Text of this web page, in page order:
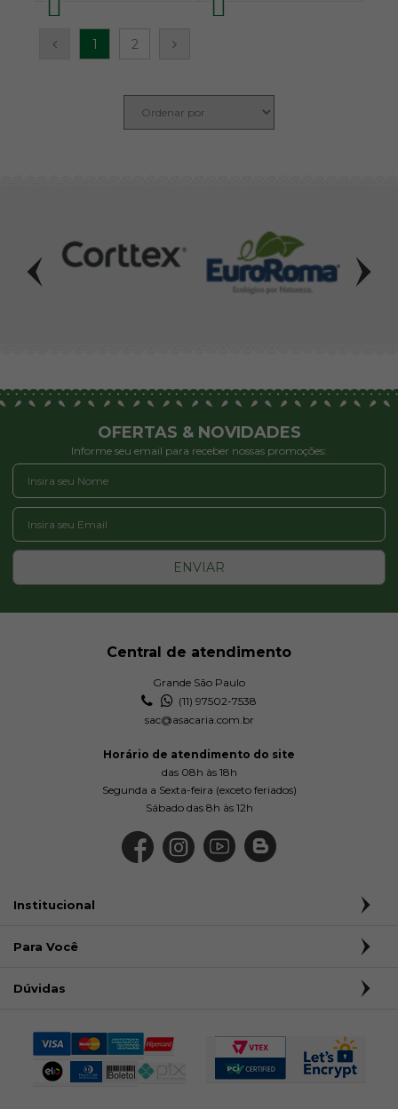
1 2
OFERTAS & NOVIDADES
Informe seu email para receber nossas promoções:
ENVIAR
Central de atendimento
Grande São Paulo
(11) 97502-7538
sac@asacaria.com.br
Horário de atendimento do site
das 08h às 18h
Segunda a Sexta-feira (exceto feriados)
Sábado das 8h às 12h
Institucional
Para Você
Dúvidas